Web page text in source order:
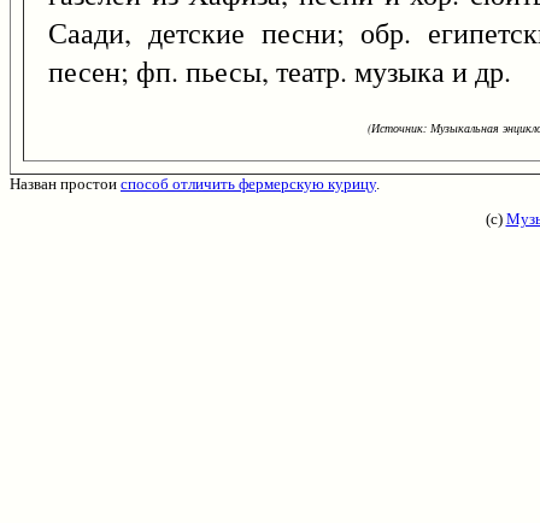
Саади, детские песни; обр.
песен; фп. пьесы, театр. музыка и др.
(Источник: Музыкальная
Назван простои способ отличить фермерскую курицу.
(с)